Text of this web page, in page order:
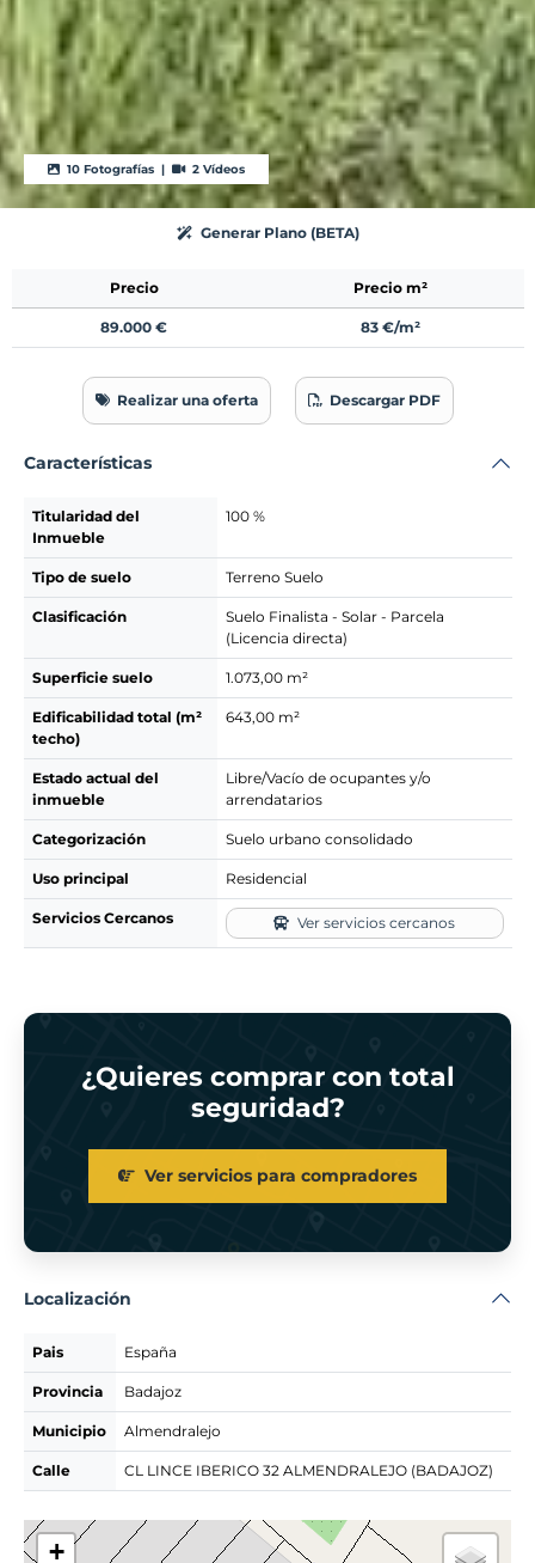
10 Fotografías | 2 Vídeos
Generar Plano (BETA)
Precio Precio m²
89.000 € 83 €/m²
Realizar una oferta Descargar PDF
Características
Titularidad del
Inmueble
100 %
Tipo de suelo Terreno Suelo
Clasificación
Suelo Finalista - Solar - Parcela
(Licencia directa)
Superficie suelo 1.073,00 m²
Edificabilidad total (m²
techo)
643,00 m²
Estado actual del
inmueble
Libre/Vacío de ocupantes y/o
arrendatarios
Categorización Suelo urbano consolidado
Uso principal Residencial
Servicios Cercanos Ver servicios cercanos
¿Quieres comprar con total
seguridad?
Ver servicios para compradores
Localización
Pais España
Provincia Badajoz
Municipio Almendralejo
Calle CL LINCE IBERICO 32 ALMENDRALEJO (BADAJOZ)
+